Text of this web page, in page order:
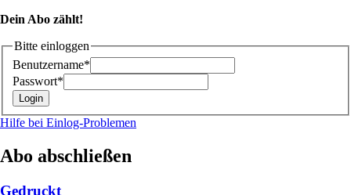
Dein Abo zählt!
Bitte einloggen
Benutzername*
Passwort*
Hilfe bei Einlog-Problemen
Abo abschließen
Gedruckt